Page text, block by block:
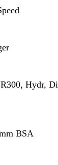
Hydr,
BSA